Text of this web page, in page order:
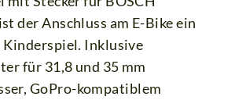
der Anschluss am E-Bike ein
Kinderspiel. Inklusive
für 31,8 und 35 mm
GoPro-kompatiblem